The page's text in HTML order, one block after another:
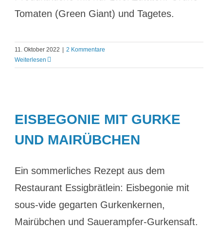
Tomaten (Green Giant) und Tagetes.
11. Oktober 2022
2 Kommentare
Weiterlesen
EISBEGONIE MIT GURKE
UND MAIRÜBCHEN
Ein sommerliches Rezept aus dem
Restaurant Essigbrätlein: Eisbegonie mit
sous-vide gegarten Gurkenkernen,
Mairübchen und Sauerampfer-Gurkensaft.